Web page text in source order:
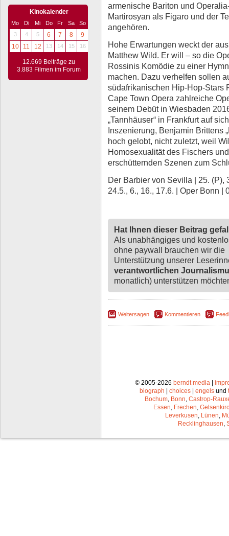
Kinokalender
Mo Di Mi Do Fr Sa
So
3
4 5 6 7 8
9
10
11 12 13 14 15 16
12.669 Beiträge zu
3.883 Filmen im Forum
armenische Bariton und
Martirosyan als Figaro und der
angehören.
Hohe Erwartungen weckt der
Matthew Wild. Er will – so die
Rossinis Komödie zu einer
machen. Dazu verhelfen sollen
südafrikanischen Hip-Hop-Stars
Cape Town Opera zahlreiche
seinem Debüt in Wiesbaden
„Tannhäuser“ in Frankfurt auf
Inszenierung, Benjamin Brittens
hoch gelobt, nicht zuletzt, weil
Homosexualität des Fischers
erschütternden Szenen zum
Der Barbier von Sevilla | 25. (P),
24.5., 6., 16., 17.6. | Oper Bonn |
Hat Ihnen dieser Beitrag
Als unabhängiges und
ohne paywall brauchen wir die
Unterstützung unserer
verantwortlichen
monatlich) unterstützen
Weitersagen Kommentieren
© 2005-2026 berndt media|
biograph
choices engels und
Bochum, Bonn, Castrop-
Essen, Frechen,
Leverkusen, Lünen,
Recklinghausen,